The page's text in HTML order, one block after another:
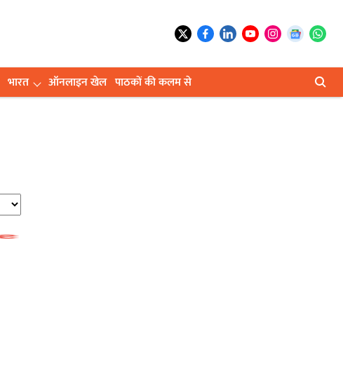
भारत ऑनलाइन खेल पाठकों की कलम से